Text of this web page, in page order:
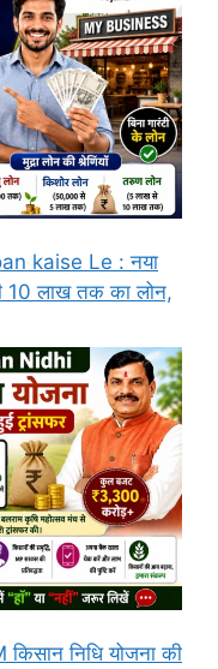
kaise Le : नया
10 लाख तक का लोन,
निधि योजना की